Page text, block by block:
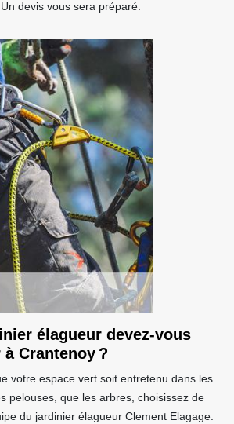
devis vous sera préparé.
élagueur devez-vous
Crantenoy ?
votre espace vert soit entretenu dans les
pelouses, que les arbres, choisissez de
du jardinier élagueur Clement Elagage.